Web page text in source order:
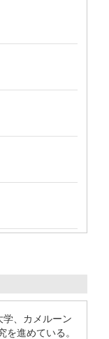
、カメルーン
進めている。